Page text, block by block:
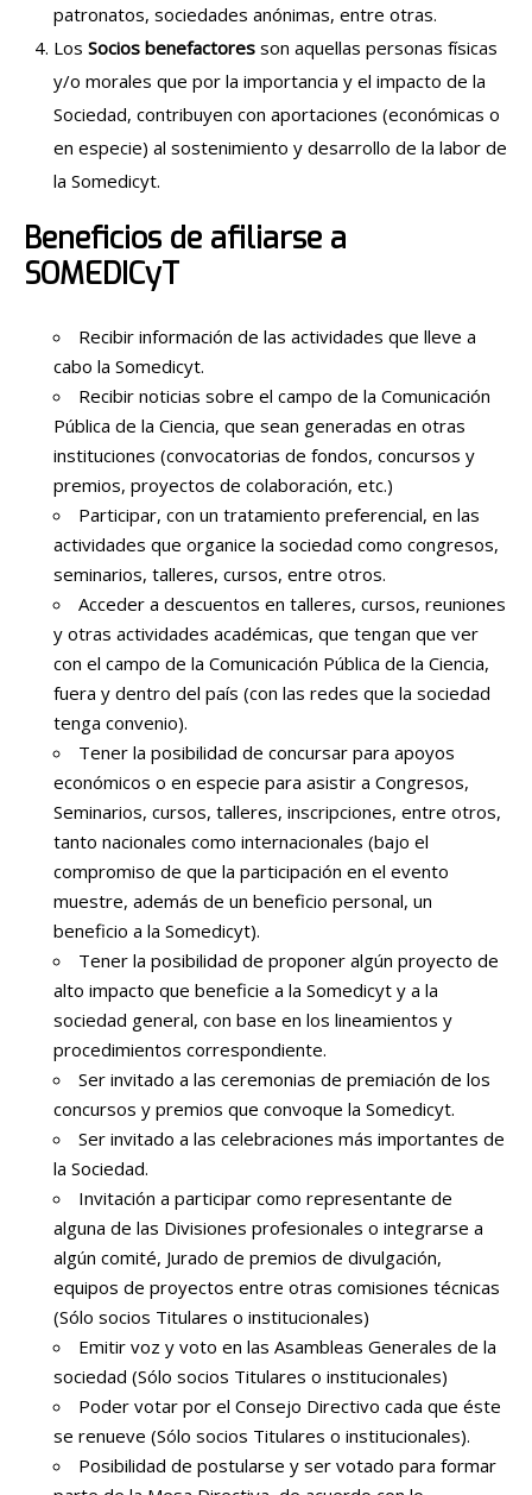
patronatos, sociedades anónimas, entre otras.
Los Socios benefactores son aquellas personas físicas
y/o morales que por la importancia y el impacto de la
Sociedad, contribuyen con aportaciones (económicas o
en especie) al sostenimiento y desarrollo de la labor de
la Somedicyt.
Beneficios de afiliarse a
SOMEDICyT
Recibir información de las actividades que lleve a
cabo la Somedicyt.
Recibir noticias sobre el campo de la Comunicación
Pública de la Ciencia, que sean generadas en otras
instituciones (convocatorias de fondos, concursos y
premios, proyectos de colaboración, etc.)
Participar, con un tratamiento preferencial, en las
actividades que organice la sociedad como congresos,
seminarios, talleres, cursos, entre otros.
Acceder a descuentos en talleres, cursos, reuniones
y otras actividades académicas, que tengan que ver
con el campo de la Comunicación Pública de la Ciencia,
fuera y dentro del país (con las redes que la sociedad
tenga convenio).
Tener la posibilidad de concursar para apoyos
económicos o en especie para asistir a Congresos,
Seminarios, cursos, talleres, inscripciones, entre otros,
tanto nacionales como internacionales (bajo el
compromiso de que la participación en el evento
muestre, además de un beneficio personal, un
beneficio a la Somedicyt).
Tener la posibilidad de proponer algún proyecto de
alto impacto que beneficie a la Somedicyt y a la
sociedad general, con base en los lineamientos y
procedimientos correspondiente.
Ser invitado a las ceremonias de premiación de los
concursos y premios que convoque la Somedicyt.
Ser invitado a las celebraciones más importantes de
la Sociedad.
Invitación a participar como representante de
alguna de las Divisiones profesionales o integrarse a
algún comité, Jurado de premios de divulgación,
equipos de proyectos entre otras comisiones técnicas
(Sólo socios Titulares o institucionales)
Emitir voz y voto en las Asambleas Generales de la
sociedad (Sólo socios Titulares o institucionales)
Poder votar por el Consejo Directivo cada que éste
se renueve (Sólo socios Titulares o institucionales).
Posibilidad de postularse y ser votado para formar